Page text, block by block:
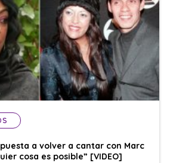
a volver a cantar con Marc
cosa es posible” [VIDEO]